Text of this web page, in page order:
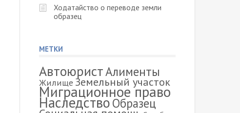
Ходатайство о переводе земли
образец
МЕТКИ
АвтоюристАлименты
Жилище Земельный участок
Миграционное право
НаследствоОбразец